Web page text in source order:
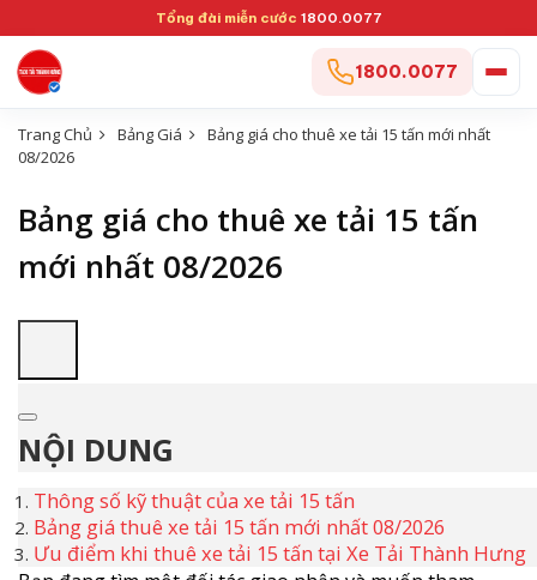
Tổng đài miễn cước 1800.0077
1800.0077
Trang Chủ Bảng Giá
Bảng giá cho thuê xe tải 15 tấn mới nhất
08/2026
Bảng giá cho thuê xe tải 15 tấn
mới nhất 08/2026
NỘI DUNG
Thông số kỹ thuật của xe tải 15 tấn
Bảng giá thuê xe tải 15 tấn mới nhất 08/2026
Ưu điểm khi thuê xe tải 15 tấn tại Xe Tải Thành Hưng